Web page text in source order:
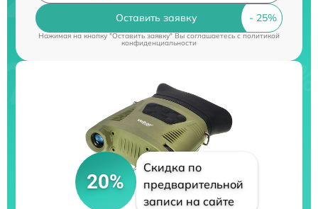
Оставить заявку
Нажимая на кнопку "Оставить заявку" Вы соглашаетесь cполитикой
конфиденциальности
20%
Скидка по
предварительной
записи на сайте